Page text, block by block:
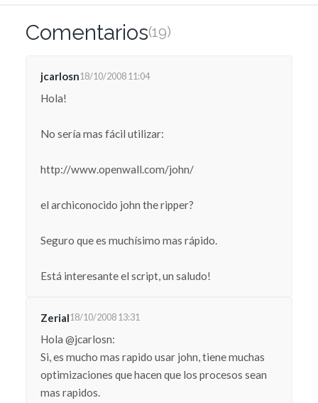
Comentarios(19)
jcarlosn18/10/2008 11:04
Hola!
No sería mas fácil utilizar:
http://www.openwall.com/john/
el archiconocido john the ripper?
Seguro que es muchísimo mas rápido.
Está interesante el script, un saludo!
Zerial18/10/2008 13:31
Hola @jcarlosn:
Si, es mucho mas rapido usar john, tiene muchas
optimizaciones que hacen que los procesos sean
mas rapidos.